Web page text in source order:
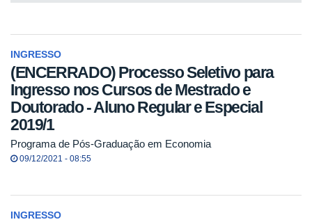
INGRESSO
(ENCERRADO) Processo Seletivo para
Ingresso nos Cursos de Mestrado e
Doutorado - Aluno Regular e Especial
2019/1
Programa de Pós-Graduação em Economia
09/12/2021 - 08:55
INGRESSO